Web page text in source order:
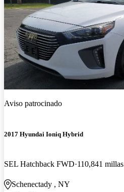
Aviso patrocinado
2017 Hyundai Ioniq Hybrid
SEL Hatchback FWD 110,841 millas
Schenectady , NY